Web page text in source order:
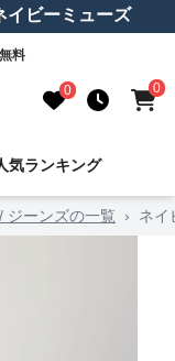
ビーミューズ
料
0 0
気ランキング
ジーンズの一覧 › ネイ